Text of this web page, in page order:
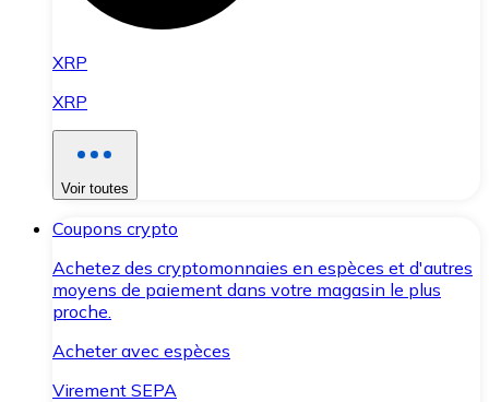
XRP
XRP
Voir toutes
Coupons crypto
Achetez des cryptomonnaies en espèces et d'autres
moyens de paiement dans votre magasin le plus
proche.
Acheter avec espèces
Virement SEPA